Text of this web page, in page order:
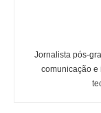
Jornalista pós-
comunicação e